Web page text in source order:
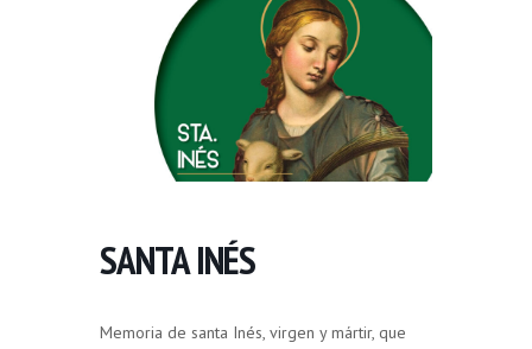
SANTA INÉS
Memoria de santa Inés, virgen y mártir, que